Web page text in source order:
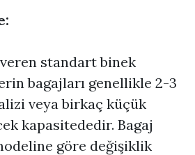
standart binek
bagajları genellikle 2-3
veya birkaç küçük
kapasitededir. Bagaj
göre değişiklik